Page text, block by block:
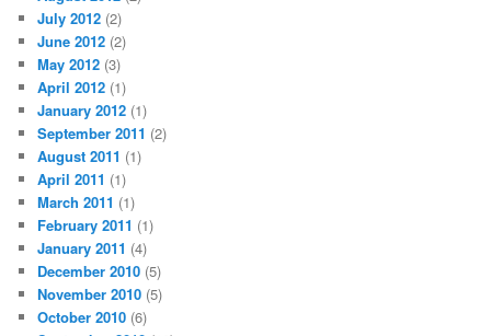
July 2012 (2)
June 2012 (2)
May 2012 (3)
April 2012 (1)
January 2012 (1)
September 2011 (2)
August 2011 (1)
April 2011 (1)
March 2011 (1)
February 2011 (1)
January 2011 (4)
December 2010 (5)
November 2010 (5)
October 2010 (6)